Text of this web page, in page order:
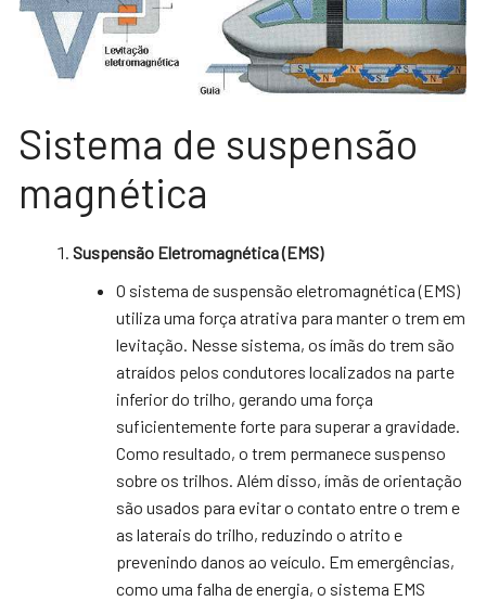
Sistema de suspensão
magnética
Suspensão Eletromagnética (EMS)
O sistema de suspensão eletromagnética (EMS)
utiliza uma força atrativa para manter o trem em
levitação. Nesse sistema, os ímãs do trem são
atraídos pelos condutores localizados na parte
inferior do trilho, gerando uma força
suficientemente forte para superar a gravidade.
Como resultado, o trem permanece suspenso
sobre os trilhos. Além disso, ímãs de orientação
são usados para evitar o contato entre o trem e
as laterais do trilho, reduzindo o atrito e
prevenindo danos ao veículo. Em emergências,
como uma falha de energia, o sistema EMS